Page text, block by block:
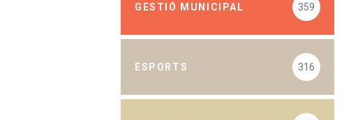
GESTIÓ MUNICIPAL 359
ESPORTS 316